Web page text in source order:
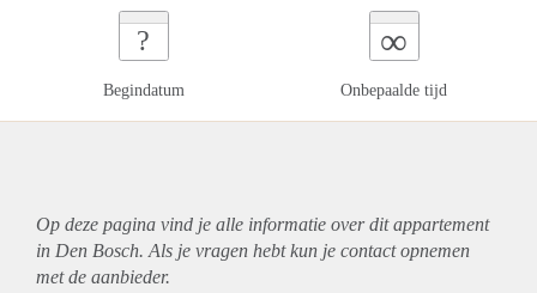
?
Begindatum
∞
Onbepaalde tijd
Op deze pagina vind je alle informatie over ditappartement
in Den Bosch. Als je vragen hebt kun je contact opnemen
met de aanbieder.